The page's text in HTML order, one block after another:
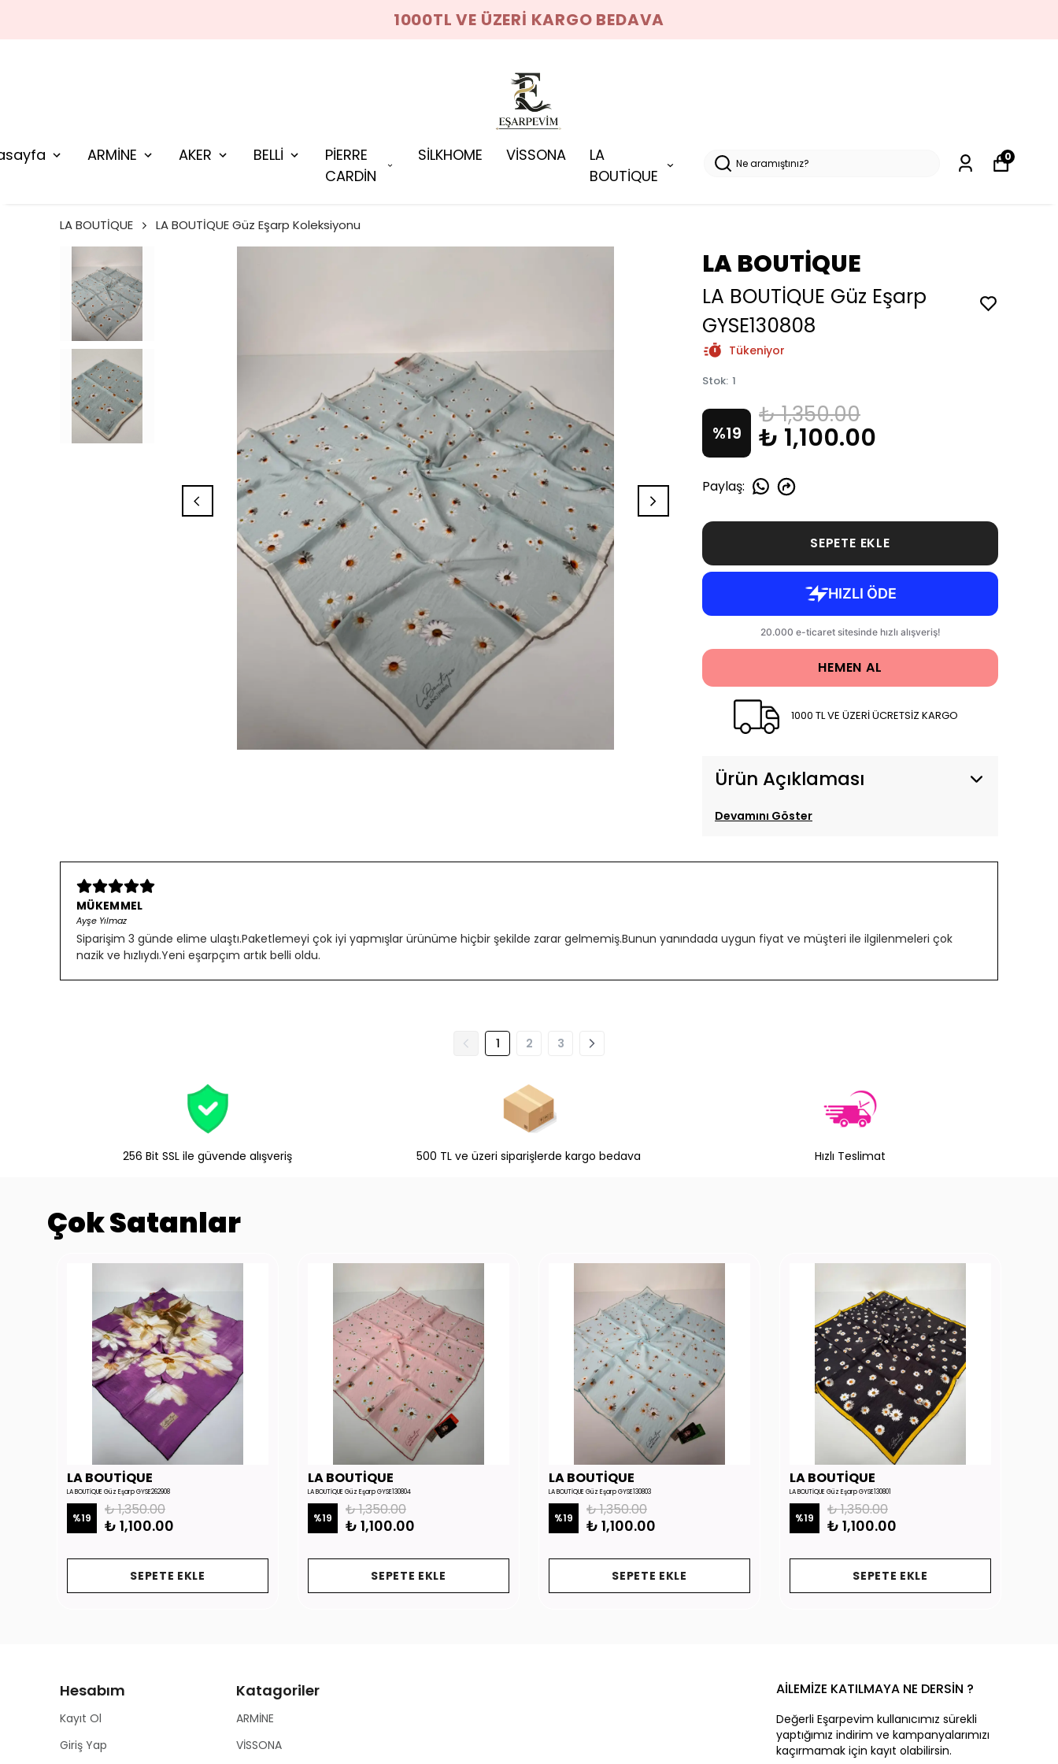
1000TL VE ÜZERİ KARGO BEDAVA
ARMİNE AKER BELLİ
PİERRE
CARDİN
SİLKHOME VİSSONA
LA
BOUTİQUE
0
LA BOUTİQUE LA BOUTİQUE Güz Eşarp Koleksiyonu
LA BOUTİQUE
LA BOUTİQUE Güz Eşarp
GYSE130808
Tükeniyor
Stok: 1
%19
₺ 1,350.00
₺ 1,100.00
Paylaş:
SEPETE EKLE
HEMEN AL
1000 TL VE ÜZERİ ÜCRETSİZ KARGO
Ürün Açıklaması
Devamını Göster
MÜKEMMEL
Ayşe Yılmaz
Siparişim 3 günde elime ulaştı.Paketlemeyi çok iyi yapmışlar ürünüme hiçbir şekilde zarar gelmemiş.Bunun yanındada uygun fiyat ve müşteri ile ilgilenmeleri çok
nazik ve hızlıydı.Yeni eşarpçım artık belli oldu.
1 2 3
256 Bit SSL ile güvende alışveriş 500 TL ve üzeri siparişlerde kargo bedava Hızlı Teslimat
Çok Satanlar
LA BOUTİQUE
LA BOUTİQUE Güz Eşarp GYSE262908
%19 ₺ 1,350.00
₺ 1,100.00
SEPETE EKLE
LA BOUTİQUE
LA BOUTİQUE Güz Eşarp GYSE130804
%19 ₺ 1,350.00
₺ 1,100.00
SEPETE EKLE
LA BOUTİQUE
LA BOUTİQUE Güz Eşarp GYSE130803
%19 ₺ 1,350.00
₺ 1,100.00
SEPETE EKLE
LA BOUTİQUE
LA BOUTİQUE Güz Eşarp GYSE130801
%19 ₺ 1,350.00
₺ 1,100.00
SEPETE EKLE
Hesabım
Kayıt Ol
Giriş Yap
Katagoriler
ARMİNE
VİSSONA
AİLEMİZE KATILMAYA NE DERSİN ?
Değerli Eşarpevim kullanıcımız sürekli
yaptığımız indirim ve kampanyalarımızı
kaçırmamak için kayıt olabilirsin.